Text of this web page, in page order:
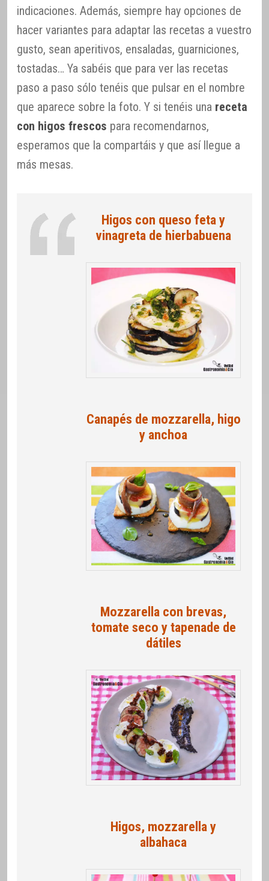
indicaciones. Además, siempre hay opciones de
hacer variantes para adaptar las recetas a vuestro
gusto, sean aperitivos, ensaladas, guarniciones,
tostadas… Ya sabéis que para ver las recetas
paso a paso sólo tenéis que pulsar en el nombre
que aparece sobre la foto. Y si tenéis una receta
con higos frescos para recomendarnos,
esperamos que la compartáis y que así llegue a
más mesas.
Higos con queso feta y
vinagreta de hierbabuena
Canapés de mozzarella, higo
y anchoa
Mozzarella con brevas,
tomate seco y tapenade de
dátiles
Higos, mozzarella y
albahaca